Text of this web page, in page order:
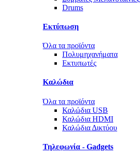
Drums
Εκτύπωση
Όλα τα προϊόντα
Πολυμηχανήματα
Εκτυπωτές
Καλώδια
Όλα τα προϊόντα
Καλώδια USB
Καλώδια HDMI
Καλώδια Δικτύου
Τηλεφωνία - Gadgets